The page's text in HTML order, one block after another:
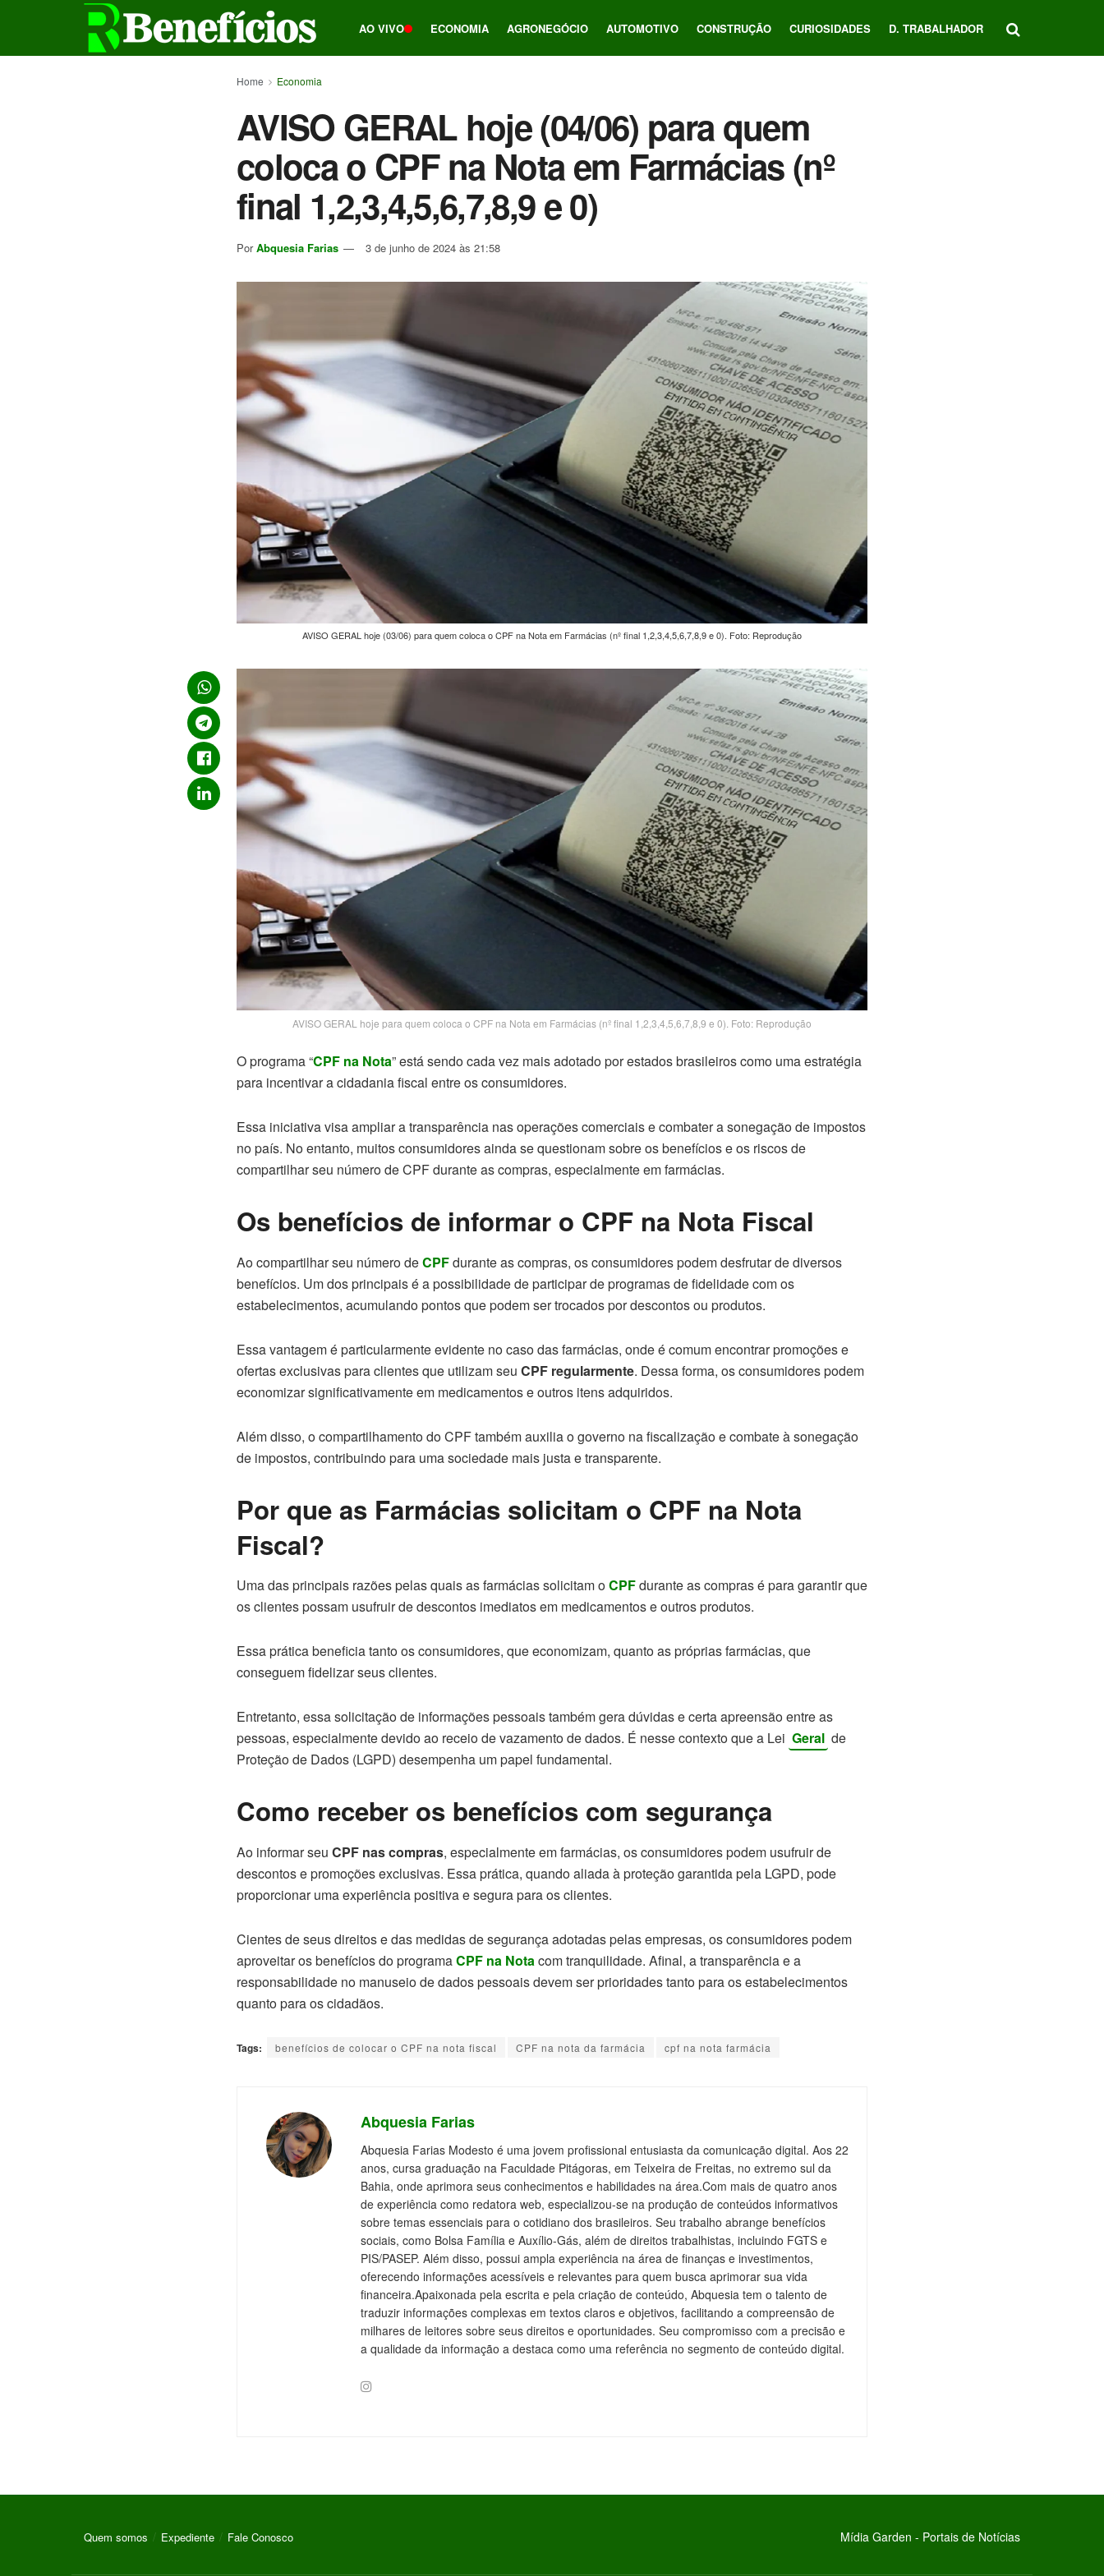
AO VIVO ECONOMIA AGRONEGÓCIO AUTOMOTIVO CONSTRUÇÃO CURIOSIDADES D. TRABALHADOR
Home Economia
AVISO GERAL hoje (04/06) para quem
coloca o CPF na Nota em Farmácias (nº
final 1,2,3,4,5,6,7,8,9 e 0)
Por Abquesia Farias 3 de junho de 2024 às 21:58
AVISO GERAL hoje (03/06) para quem coloca o CPF na Nota em Farmácias (nº final 1,2,3,4,5,6,7,8,9 e 0). Foto: Reprodução
AVISO GERAL hoje para quem coloca o CPF na Nota em Farmácias (nº final 1,2,3,4,5,6,7,8,9 e 0). Foto: Reprodução
O programa “CPF na Nota” está sendo cada vez mais adotado por estados brasileiros como uma estratégia
para incentivar a cidadania fiscal entre os consumidores.
Essa iniciativa visa ampliar a transparência nas operações comerciais e combater a sonegação de impostos
no país. No entanto, muitos consumidores ainda se questionam sobre os benefícios e os riscos de
compartilhar seu número de CPF durante as compras, especialmente em farmácias.
Os benefícios de informar o CPF na Nota Fiscal
Ao compartilhar seu número deCPFdurante as compras, os consumidores podem desfrutar de diversos
benefícios. Um dos principais é a possibilidade de participar de programas de fidelidade com os
estabelecimentos, acumulando pontos que podem ser trocados por descontos ou produtos.
Essa vantagem é particularmente evidente no caso das farmácias, onde é comum encontrar promoções e
ofertas exclusivas para clientes que utilizam seu CPF regularmente. Dessa forma, os consumidores podem
economizar significativamente em medicamentos e outros itens adquiridos.
Além disso, o compartilhamento do CPF também auxilia o governo na fiscalização e combate à sonegação
de impostos, contribuindo para uma sociedade mais justa e transparente.
Por que as Farmácias solicitam o CPF na Nota
Fiscal?
Uma das principais razões pelas quais as farmácias solicitam oCPFdurante as compras é para garantir que
os clientes possam usufruir de descontos imediatos em medicamentos e outros produtos.
Essa prática beneficia tanto os consumidores, que economizam, quanto as próprias farmácias, que
conseguem fidelizar seus clientes.
Entretanto, essa solicitação de informações pessoais também gera dúvidas e certa apreensão entre as
pessoas, especialmente devido ao receio de vazamento de dados. É nesse contexto que a Lei Geral de
Proteção de Dados (LGPD) desempenha um papel fundamental.
Como receber os benefícios com segurança
Ao informar seu CPF nas compras, especialmente em farmácias, os consumidores podem usufruir de
descontos e promoções exclusivas. Essa prática, quando aliada à proteção garantida pela LGPD, pode
proporcionar uma experiência positiva e segura para os clientes.
Cientes de seus direitos e das medidas de segurança adotadas pelas empresas, os consumidores podem
aproveitar os benefícios do programaCPF na Notacom tranquilidade. Afinal, a transparência e a
responsabilidade no manuseio de dados pessoais devem ser prioridades tanto para os estabelecimentos
quanto para os cidadãos.
Tags: benefícios de colocar o CPF na nota fiscal CPF na nota da farmácia cpf na nota farmácia
Abquesia Farias
Abquesia Farias Modesto é uma jovem profissional entusiasta da comunicação digital. Aos 22
anos, cursa graduação na Faculdade Pitágoras, em Teixeira de Freitas, no extremo sul da
Bahia, onde aprimora seus conhecimentos e habilidades na área.Com mais de quatro anos
de experiência como redatora web, especializou-se na produção de conteúdos informativos
sobre temas essenciais para o cotidiano dos brasileiros. Seu trabalho abrange benefícios
sociais, como Bolsa Família e Auxílio-Gás, além de direitos trabalhistas, incluindo FGTS e
PIS/PASEP. Além disso, possui ampla experiência na área de finanças e investimentos,
oferecendo informações acessíveis e relevantes para quem busca aprimorar sua vida
financeira.Apaixonada pela escrita e pela criação de conteúdo, Abquesia tem o talento de
traduzir informações complexas em textos claros e objetivos, facilitando a compreensão de
milhares de leitores sobre seus direitos e oportunidades. Seu compromisso com a precisão e
a qualidade da informação a destaca como uma referência no segmento de conteúdo digital.
Quem somos Expediente Fale Conosco Mídia Garden - Portais de Notícias